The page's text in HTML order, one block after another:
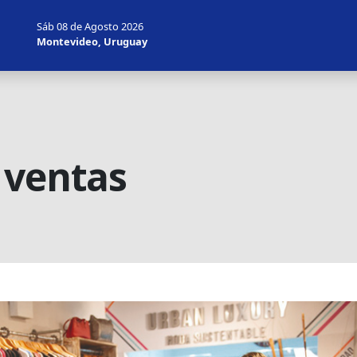
Sáb 08 de Agosto 2026
Montevideo, Uruguay